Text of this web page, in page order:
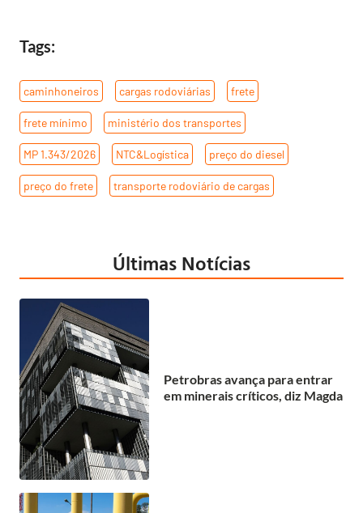
Tags:
caminhoneiros cargas rodoviárias frete
frete mínimo ministério dos transportes
MP 1.343/2026 NTC&Logística preço do diesel
preço do frete transporte rodoviário de cargas
Últimas Notícias
Petrobras avança para entrar
em minerais críticos, diz Magda